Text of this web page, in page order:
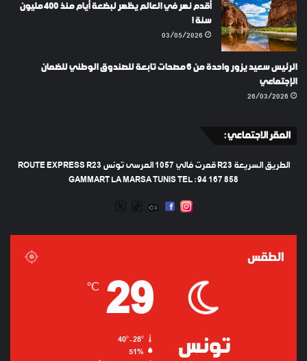
أقدم نهر في العالم يظهر لبضعة أيام منذ 400 مليون
سنة !
03/05/2026
الرئيس سعيد يزور واحدة من 6 مصحات تابعة للصندوق الوطني للضمان
الإجتماعي
26/03/2026
المقر الاجتماعي :
الطريق السريعة R23 قمرت فالي 1057 المرسى تونس ROUTE EXPRESS R23
GAMMART LA MARSA TUNIS TEL : 94 167 858
INSTAGRAM
FACEBOOK
RADIO
TIKTOK
الطقس
تونس
29
℃
51%